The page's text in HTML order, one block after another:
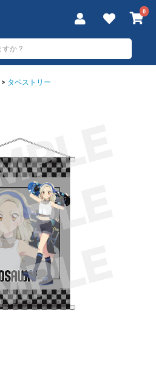
0
> タペストリー